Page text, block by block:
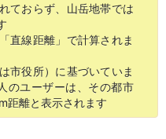
ておらず、山岳地帯では
直線距離」で計算されま
市役所）に基づいていま
のユーザーは、その都市
距離と表示されます